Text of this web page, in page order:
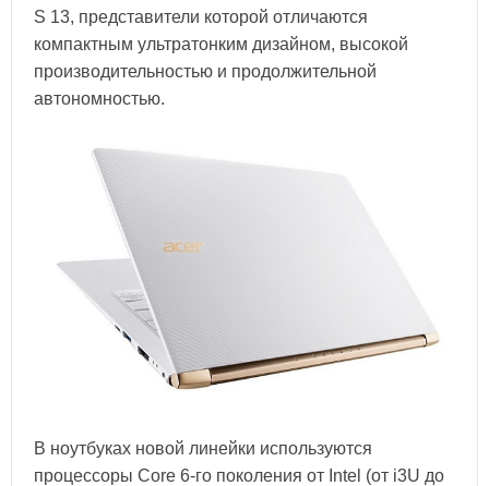
S 13, представители которой отличаются
компактным ультратонким дизайном, высокой
производительностью и продолжительной
автономностью.
В ноутбуках новой линейки используются
процессоры Core 6-го поколения от Intel (от i3U до